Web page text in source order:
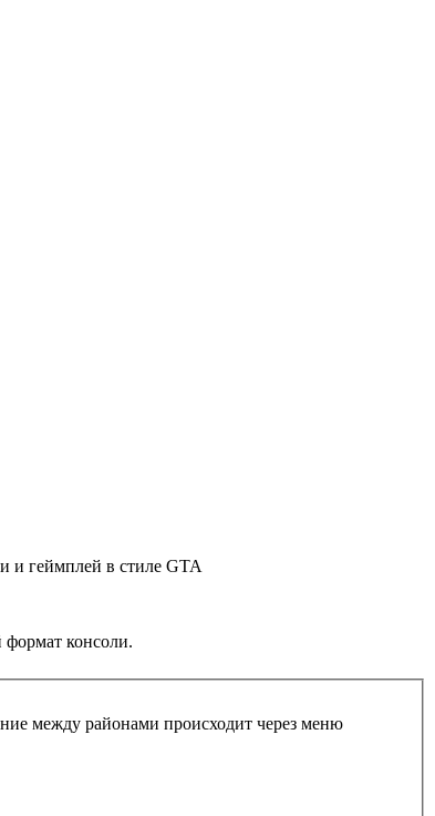
и геймплей в стиле GTA
консоли.
между районами происходит через меню